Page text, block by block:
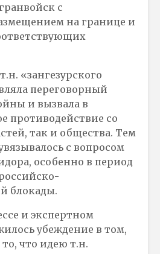
с
на границе и
«зангезурского
переговорный
и вызвала в
противодействие со
так и общества. Тем
с вопросом
особенно в период
блокады.
и экспертном
убеждение в том,
что идею т.н.